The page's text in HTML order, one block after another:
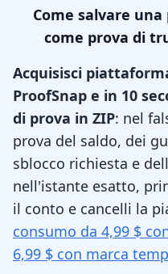
Come salvare
come prova di
Acquisisci
ProofSnap e in 10
di prova in ZIP: nel
prova del saldo, dei
sblocco richiesta e
nell'istante esatto,
il conto e cancelli la
consumo da 4,99 $
6,99 $ con marca